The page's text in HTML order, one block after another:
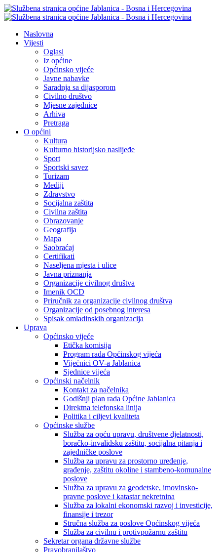
Naslovna
Vijesti
Oglasi
Iz općine
Općinsko vijeće
Javne nabavke
Saradnja sa dijasporom
Civilno društvo
Mjesne zajednice
Arhiva
Pretraga
O općini
Kultura
Kulturno historijsko naslijeđe
Sport
Sportski savez
Turizam
Mediji
Zdravstvo
Socijalna zaštita
Civilna zaštita
Obrazovanje
Geografija
Mapa
Saobraćaj
Certifikati
Naseljena mjesta i ulice
Javna priznanja
Organizacije civilnog društva
Imenik OCD
Priručnik za organizacije civilnog društva
Organizacije od posebnog interesa
Spisak omladinskih organizacija
Uprava
Općinsko vijeće
Etička komisija
Program rada Općinskog vijeća
Vijećnici OV-a Jablanica
Sjednice vijeća
Općinski načelnik
Kontakt za načelnika
Godišnji plan rada Općine Jablanica
Direktna telefonska linija
Politika i ciljevi kvaliteta
Općinske službe
Služba za opću upravu, društvene djelatnosti,
boračko-invalidsku zaštitu, socijalna pitanja i
zajedničke poslove
Služba za upravu za prostorno uređenje,
građenje, zaštitu okoline i stambeno-komunalne
poslove
Služba za upravu za geodetske, imovinsko-
pravne poslove i katastar nekretnina
Služba za lokalni ekonomski razvoj i investicije,
finansije i trezor
Stručna služba za poslove Općinskog vijeća
Služba za civilnu i protivpožarnu zaštitu
Sekretar organa državne službe
Pravobranilaštvo